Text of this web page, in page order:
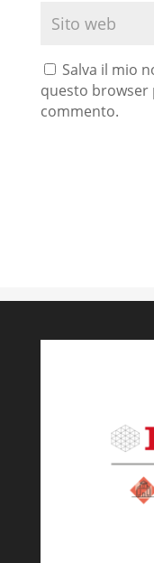
Salva il mio
questo browser
commento.